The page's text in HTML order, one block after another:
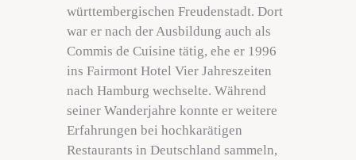
württembergischen Freudenstadt. Dort
war er nach der Ausbildung auch als
Commis de Cuisine tätig, ehe er 1996
ins Fairmont Hotel Vier Jahreszeiten
nach Hamburg wechselte. Während
seiner Wanderjahre konnte er weitere
Erfahrungen bei hochkarätigen
Restaurants in Deutschland sammeln,